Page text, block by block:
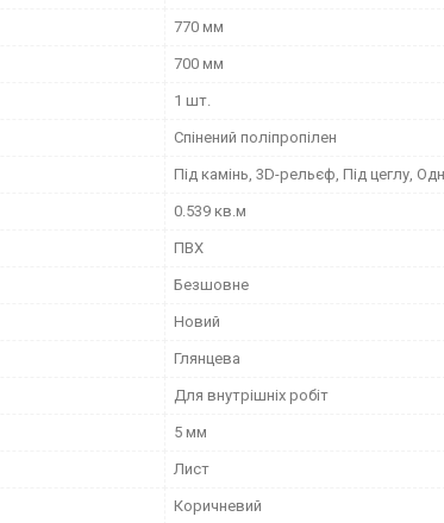
770 мм
700 мм
1 шт.
Спінений поліпропілен
Під камінь, 3D-рельєф, Під цеглу,
0.539 кв.м
ПВХ
Безшовне
Новий
Глянцева
Для внутрішніх робіт
5 мм
Лист
Коричневий